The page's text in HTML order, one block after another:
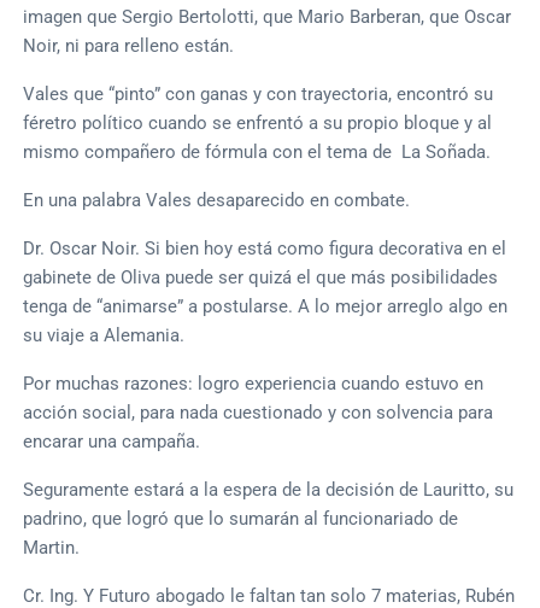
imagen que Sergio Bertolotti, que Mario Barberan, que Oscar
Noir, ni para relleno están.
Vales que “pinto” con ganas y con trayectoria, encontró su
féretro político cuando se enfrentó a su propio bloque y al
mismo compañero de fórmula con el tema de La Soñada.
En una palabra Vales desaparecido en combate.
Dr. Oscar Noir. Si bien hoy está como figura decorativa en el
gabinete de Oliva puede ser quizá el que más posibilidades
tenga de “animarse” a postularse. A lo mejor arreglo algo en
su viaje a Alemania.
Por muchas razones: logro experiencia cuando estuvo en
acción social, para nada cuestionado y con solvencia para
encarar una campaña.
Seguramente estará a la espera de la decisión de Lauritto, su
padrino, que logró que lo sumarán al funcionariado de
Martin.
Cr. Ing. Y Futuro abogado le faltan tan solo 7 materias, Rubén